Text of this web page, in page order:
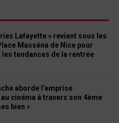
Lafayette » revient sous les
Masséna de Nice pour
tendances de la rentrée
aborde l’emprise
cinéma à travers son 4ème
bien »